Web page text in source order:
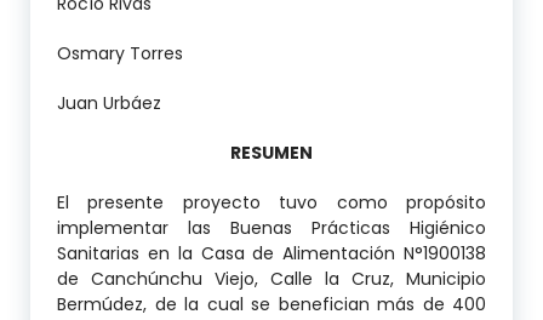
Osmary Torres
Juan Urbáez
RESUMEN
El presente proyecto tuvo como propósito
implementar las Buenas Prácticas Higiénico
Sanitarias en la Casa de Alimentación N°1900138
de Canchúnchu Viejo, Calle la Cruz, Municipio
Bermúdez, de la cual se benefician más de 400